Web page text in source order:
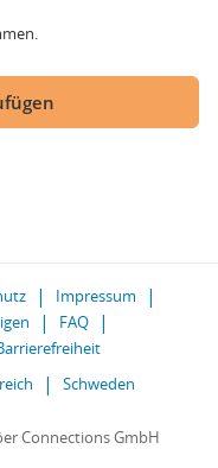
Impressum
FAQ
Schweden
Connections GmbH